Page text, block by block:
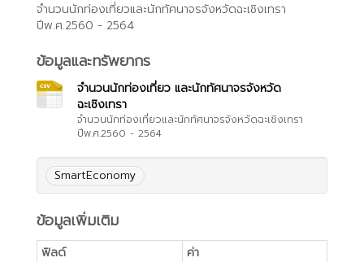
จำนวนนักท่องเที่ยวและนักทัศนาจรจังหวัดฉะเชิงเทรา
ปีพ.ศ.2560 - 2564
ข้อมูลและทรัพยากร
จำนวนนักท่องเที่ยว และนักทัศนาจรจังหวัด
ฉะเชิงเทรา
จำนวนนักท่องเที่ยวและนักทัศนาจรจังหวัดฉะเชิงเทรา
ปีพ.ศ.2560 - 2564
SmartEconomy
ข้อมูลเพิ่มเติม
ฟิลด์
ค่า